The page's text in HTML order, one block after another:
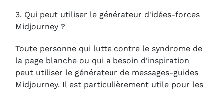
3. Qui peut utiliser le générateur d'idées-forces
Midjourney ?
Toute personne qui lutte contre le syndrome de
la page blanche ou qui a besoin d'inspiration
peut utiliser le générateur de messages-guides
Midjourney. Il est particulièrement utile pour les